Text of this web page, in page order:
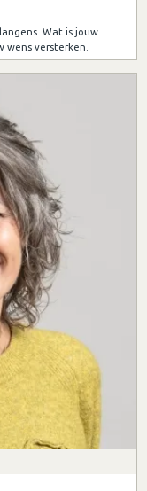
Wat is jouw
wens versterken.